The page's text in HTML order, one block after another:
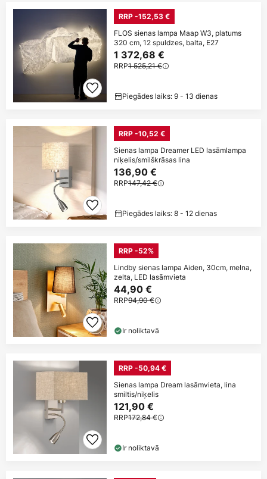
RRP -152,53 €
FLOS sienas lampa Maap W3, platums
320 cm, 12 spuldzes, balta, E27
1 372,68 €
RRP1 525,21 €
Piegādes laiks: 9 - 13 dienas
RRP -10,52 €
Sienas lampa Dreamer LED lasāmlampa
niķelis/smilškrāsas lina
136,90 €
RRP147,42 €
Piegādes laiks: 8 - 12 dienas
RRP -52%
Lindby sienas lampa Aiden, 30cm, melna,
zelta, LED lasāmvieta
44,90 €
RRP94,90 €
Ir noliktavā
RRP -50,94 €
Sienas lampa Dream lasāmvieta, lina
smiltis/niķelis
121,90 €
RRP172,84 €
Ir noliktavā